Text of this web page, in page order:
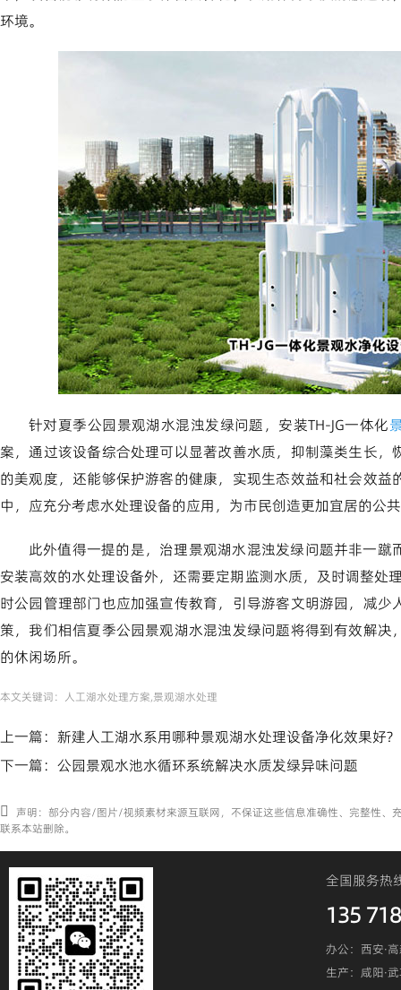
环境。
针对夏季公园景观湖水混浊发绿问题，安装TH-JG一体化
案，通过该设备综合处理可以显著改善水质，抑制藻类生长
的美观度，还能够保护游客的健康，实现生态效益和社会效
中，应充分考虑水处理设备的应用，为市民创造更加宜居的公
此外值得一提的是，治理景观湖水混浊发绿问题并非一
安装高效的水处理设备外，还需要定期监测水质，及时调整处
时公园管理部门也应加强宣传教育，引导游客文明游园，减
策，我们相信夏季公园景观湖水混浊发绿问题将得到有效解
的休闲场所。
本文关键词： 人工湖水处理方案,景观湖水处理
上一篇： 新建人工湖水系用哪种景观湖水处理设备净化效果好?
下一篇： 公园景观水池水循环系统解决水质发绿异味问题
声明：部分内容/图片/视频素材来源互联网，不保证这些信息准确性、完整性、
联系本站删除。
全国服务热
135
办公：西安·
生产：咸阳·